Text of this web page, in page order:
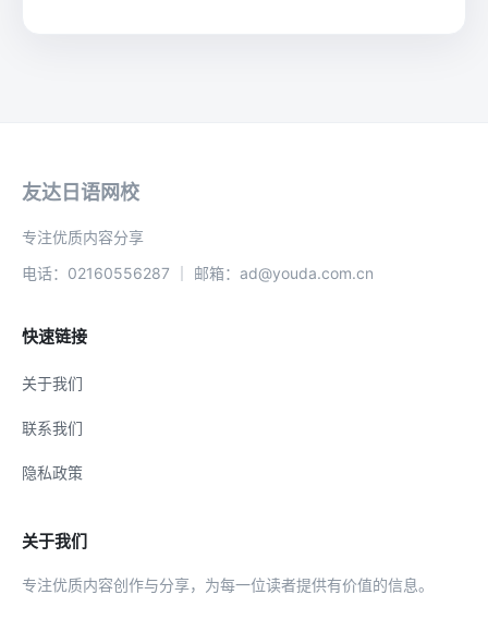
友达日语网校
专注优质内容分享
电话：02160556287 ｜ 邮箱：ad@youda.com.cn
快速链接
关于我们
联系我们
隐私政策
关于我们
专注优质内容创作与分享，为每一位读者提供有价值的信息。